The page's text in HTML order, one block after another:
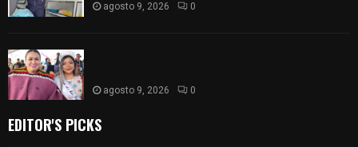
agosto 9, 2026 0
agosto 9, 2026 0
EDITOR'S PICKS